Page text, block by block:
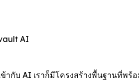
AI
ากับ AI เราก็มีโครงสร้างพื้นฐานที่พร้